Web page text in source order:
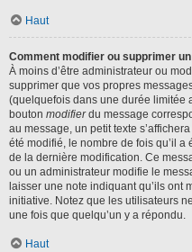
Haut
Comment modifier ou supprimer
À moins d’être administrateur ou
supprimer que vos propres
(quelquefois dans une durée limitée
bouton modifierdu message
au message, un petit texte
été modifié, le nombre de fois qu’il a
de la dernière modification. Ce
ou un administrateur modifie le
laisser une note indiquant qu’ils ont
initiative. Notez que les utilisateurs
une fois que quelqu’un y a répondu.
Haut